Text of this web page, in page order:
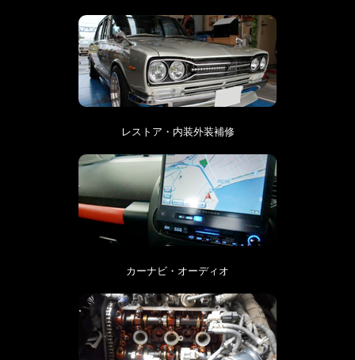
レストア・内装外装補修
カーナビ・オーディオ